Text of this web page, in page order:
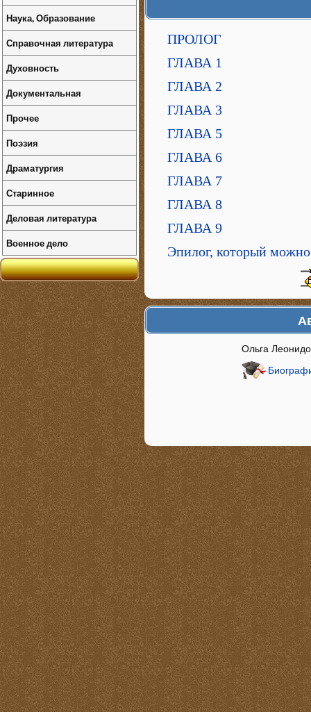
ПРОЛОГ
ГЛАВА 1
ГЛАВА 2
ГЛАВА 3
ГЛАВА 5
ГЛАВА 6
ГЛАВА 7
ГЛАВА 8
ГЛАВА 9
Эпилог, который можно
Ольга
Наука, Образование
Справочная литература
Духовность
Документальная
Прочее
Поэзия
Драматургия
Старинное
Деловая литература
Военное дело